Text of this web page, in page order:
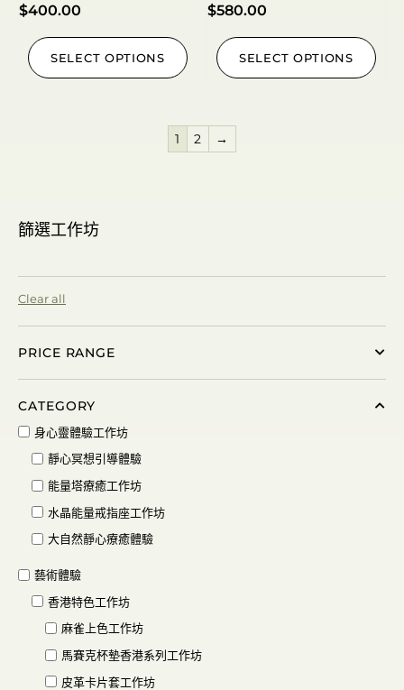
$400.00
SELECT OPTIONS
$580.00
SELECT OPTIONS
1 2 →
篩選工作坊
Clear all
PRICE RANGE
CATEGORY
身心靈體驗工作坊
靜心冥想引導體驗
能量塔療癒工作坊
水晶能量戒指座工作坊
大自然靜心療癒體驗
藝術體驗
香港特色工作坊
麻雀上色工作坊
馬賽克杯墊香港系列工作坊
皮革卡片套工作坊